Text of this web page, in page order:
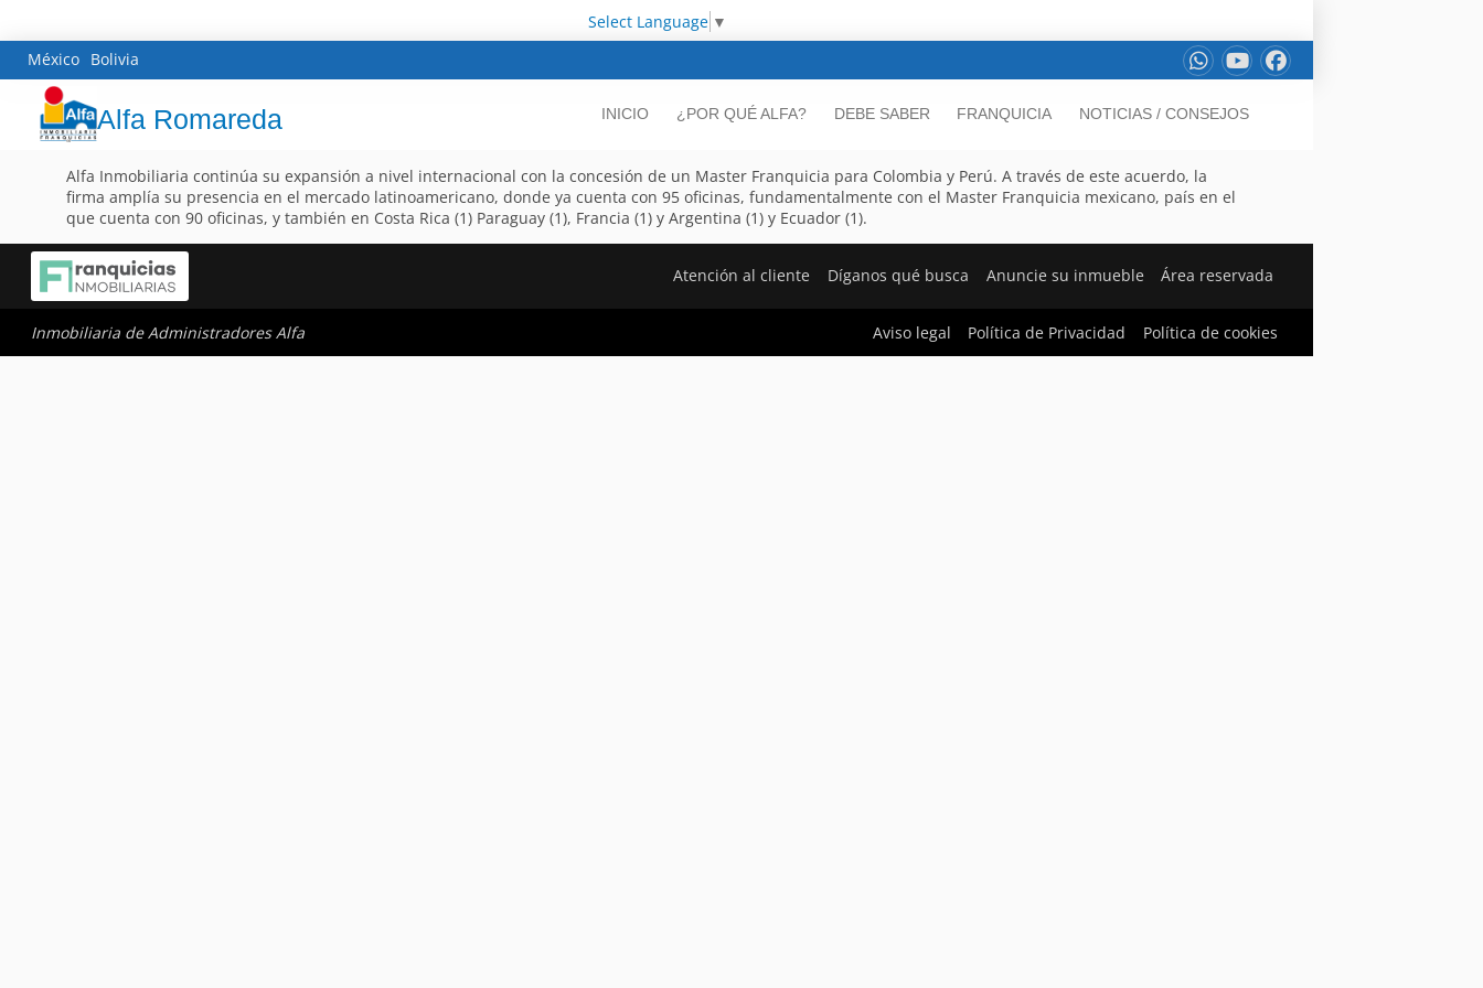
Select Language ▼
México Bolivia
Alfa Romareda INICIO ¿POR QUÉ ALFA? DEBE SABER FRANQUICIA NOTICIAS / CONSEJOS
Alfa Inmobiliaria continúa su expansión a nivel internacional con la concesión de un Master Franquicia para Colombia y Perú. A través de este acuerdo, la
firma amplía su presencia en el mercado latinoamericano, donde ya cuenta con 95 oficinas, fundamentalmente con el Master Franquicia mexicano, país en el
que cuenta con 90 oficinas, y también en Costa Rica (1) Paraguay (1), Francia (1) y Argentina (1) y Ecuador (1).
Atención al cliente Díganos qué busca Anuncie su inmueble Área reservada
Inmobiliaria de Administradores Alfa Aviso legal Política de Privacidad Política de cookies